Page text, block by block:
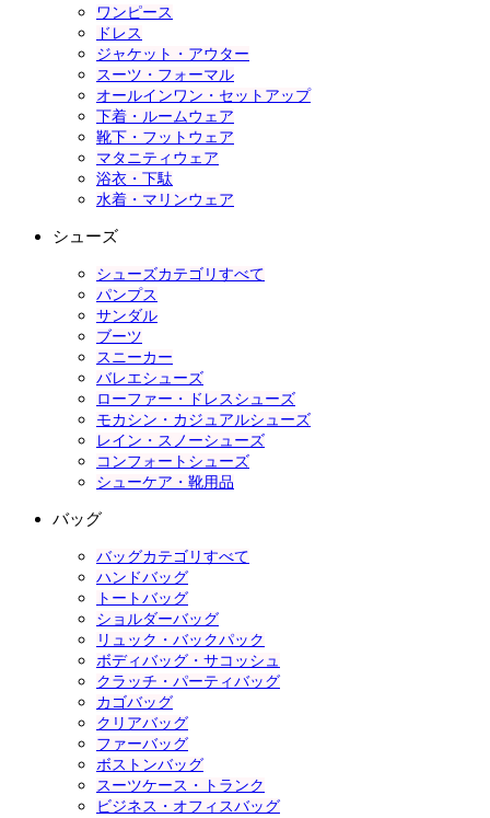
ワンピース
ドレス
ジャケット・アウター
スーツ・フォーマル
オールインワン・セットアップ
下着・ルームウェア
靴下・フットウェア
マタニティウェア
浴衣・下駄
水着・マリンウェア
シューズ
シューズカテゴリすべて
パンプス
サンダル
ブーツ
スニーカー
バレエシューズ
ローファー・ドレスシューズ
モカシン・カジュアルシューズ
レイン・スノーシューズ
コンフォートシューズ
シューケア・靴用品
バッグ
バッグカテゴリすべて
ハンドバッグ
トートバッグ
ショルダーバッグ
リュック・バックパック
ボディバッグ・サコッシュ
クラッチ・パーティバッグ
カゴバッグ
クリアバッグ
ファーバッグ
ボストンバッグ
スーツケース・トランク
ビジネス・オフィスバッグ